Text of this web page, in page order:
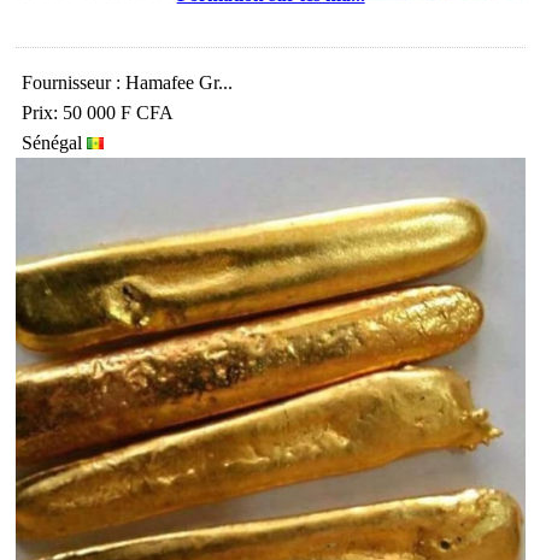
Fournisseur : Hamafee Gr...
Prix: 50 000 F CFA
Sénégal